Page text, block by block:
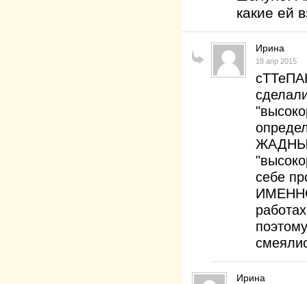
какие ей
Ирина
18 апр 2015
себе
Ирина